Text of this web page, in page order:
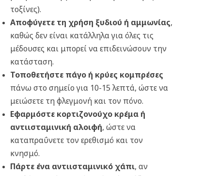
τοξίνες).
Αποφύγετε τη χρήση ξυδιού ή αμμωνίας,
καθώς δεν είναι κατάλληλα για όλες τις
μέδουσες και μπορεί να επιδεινώσουν την
κατάσταση.
Τοποθετήστε πάγο ή κρύες κομπρέσες
πάνω στο σημείο για 10-15 λεπτά, ώστε να
μειώσετε τη φλεγμονή και τον πόνο.
Εφαρμόστε κορτιζονούχο κρέμα ή
αντιισταμινική αλοιφή, ώστε να
καταπραΰνετε τον ερεθισμό και τον
κνησμό.
Πάρτε ένα αντιισταμινικό χάπι, αν